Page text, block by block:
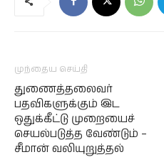
முந்தைய செய்தி
துணைத்தலைவர்
பதவிகளுக்கும் இட
ஒதுக்கீட்டு முறையைச்
செயல்படுத்த வேண்டும் –
சீமான் வலியுறுத்தல்